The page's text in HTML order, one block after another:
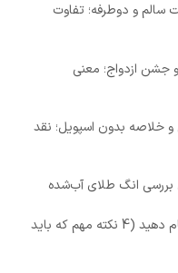
و دوطرفه؛ تفاوت
جشن ازدواج؛ معنی
خلاصه بدون اسپویل؛ نقد
بررسی انگ طلای آب‌شده
اشتباهاتی که هنگام خرید قهوه نباید انجام دهید (4 نکته مهم که باید